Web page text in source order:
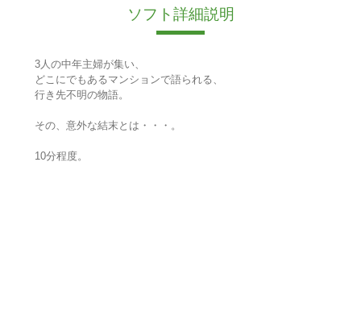
ソフト詳細説明
3人の中年主婦が集い、
どこにでもあるマンションで語られる、
行き先不明の物語。
その、意外な結末とは・・・。
10分程度。